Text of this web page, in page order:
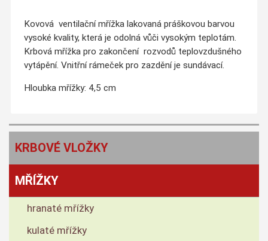
Kovová ventilační mřížka lakovaná práškovou barvou
vysoké kvality, která je odolná vůči vysokým teplotám.
Krbová mřížka pro zakončení rozvodů teplovzdušného
vytápění. Vnitřní rámeček pro zazdění je sundávací.
Hloubka mřížky: 4,5 cm
KRBOVÉ VLOŽKY
MŘÍŽKY
hranaté mřížky
kulaté mřížky